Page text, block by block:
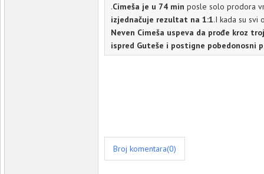
.Cimeša je u 74 min posle solo prodora
izjednačuje rezultat na 1:1.I kada su svi
Neven Cimeša uspeva da prođe kroz
ispred Guteše i postigne pobedonosni
Broj komentara(0)